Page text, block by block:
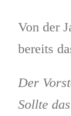
Von der
bereits
Der
Sollte